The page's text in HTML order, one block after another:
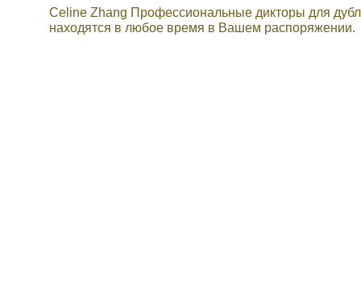
Celine Zhang Профессиональные дикторы для
находятся в любое время в Вашем распоряжении.